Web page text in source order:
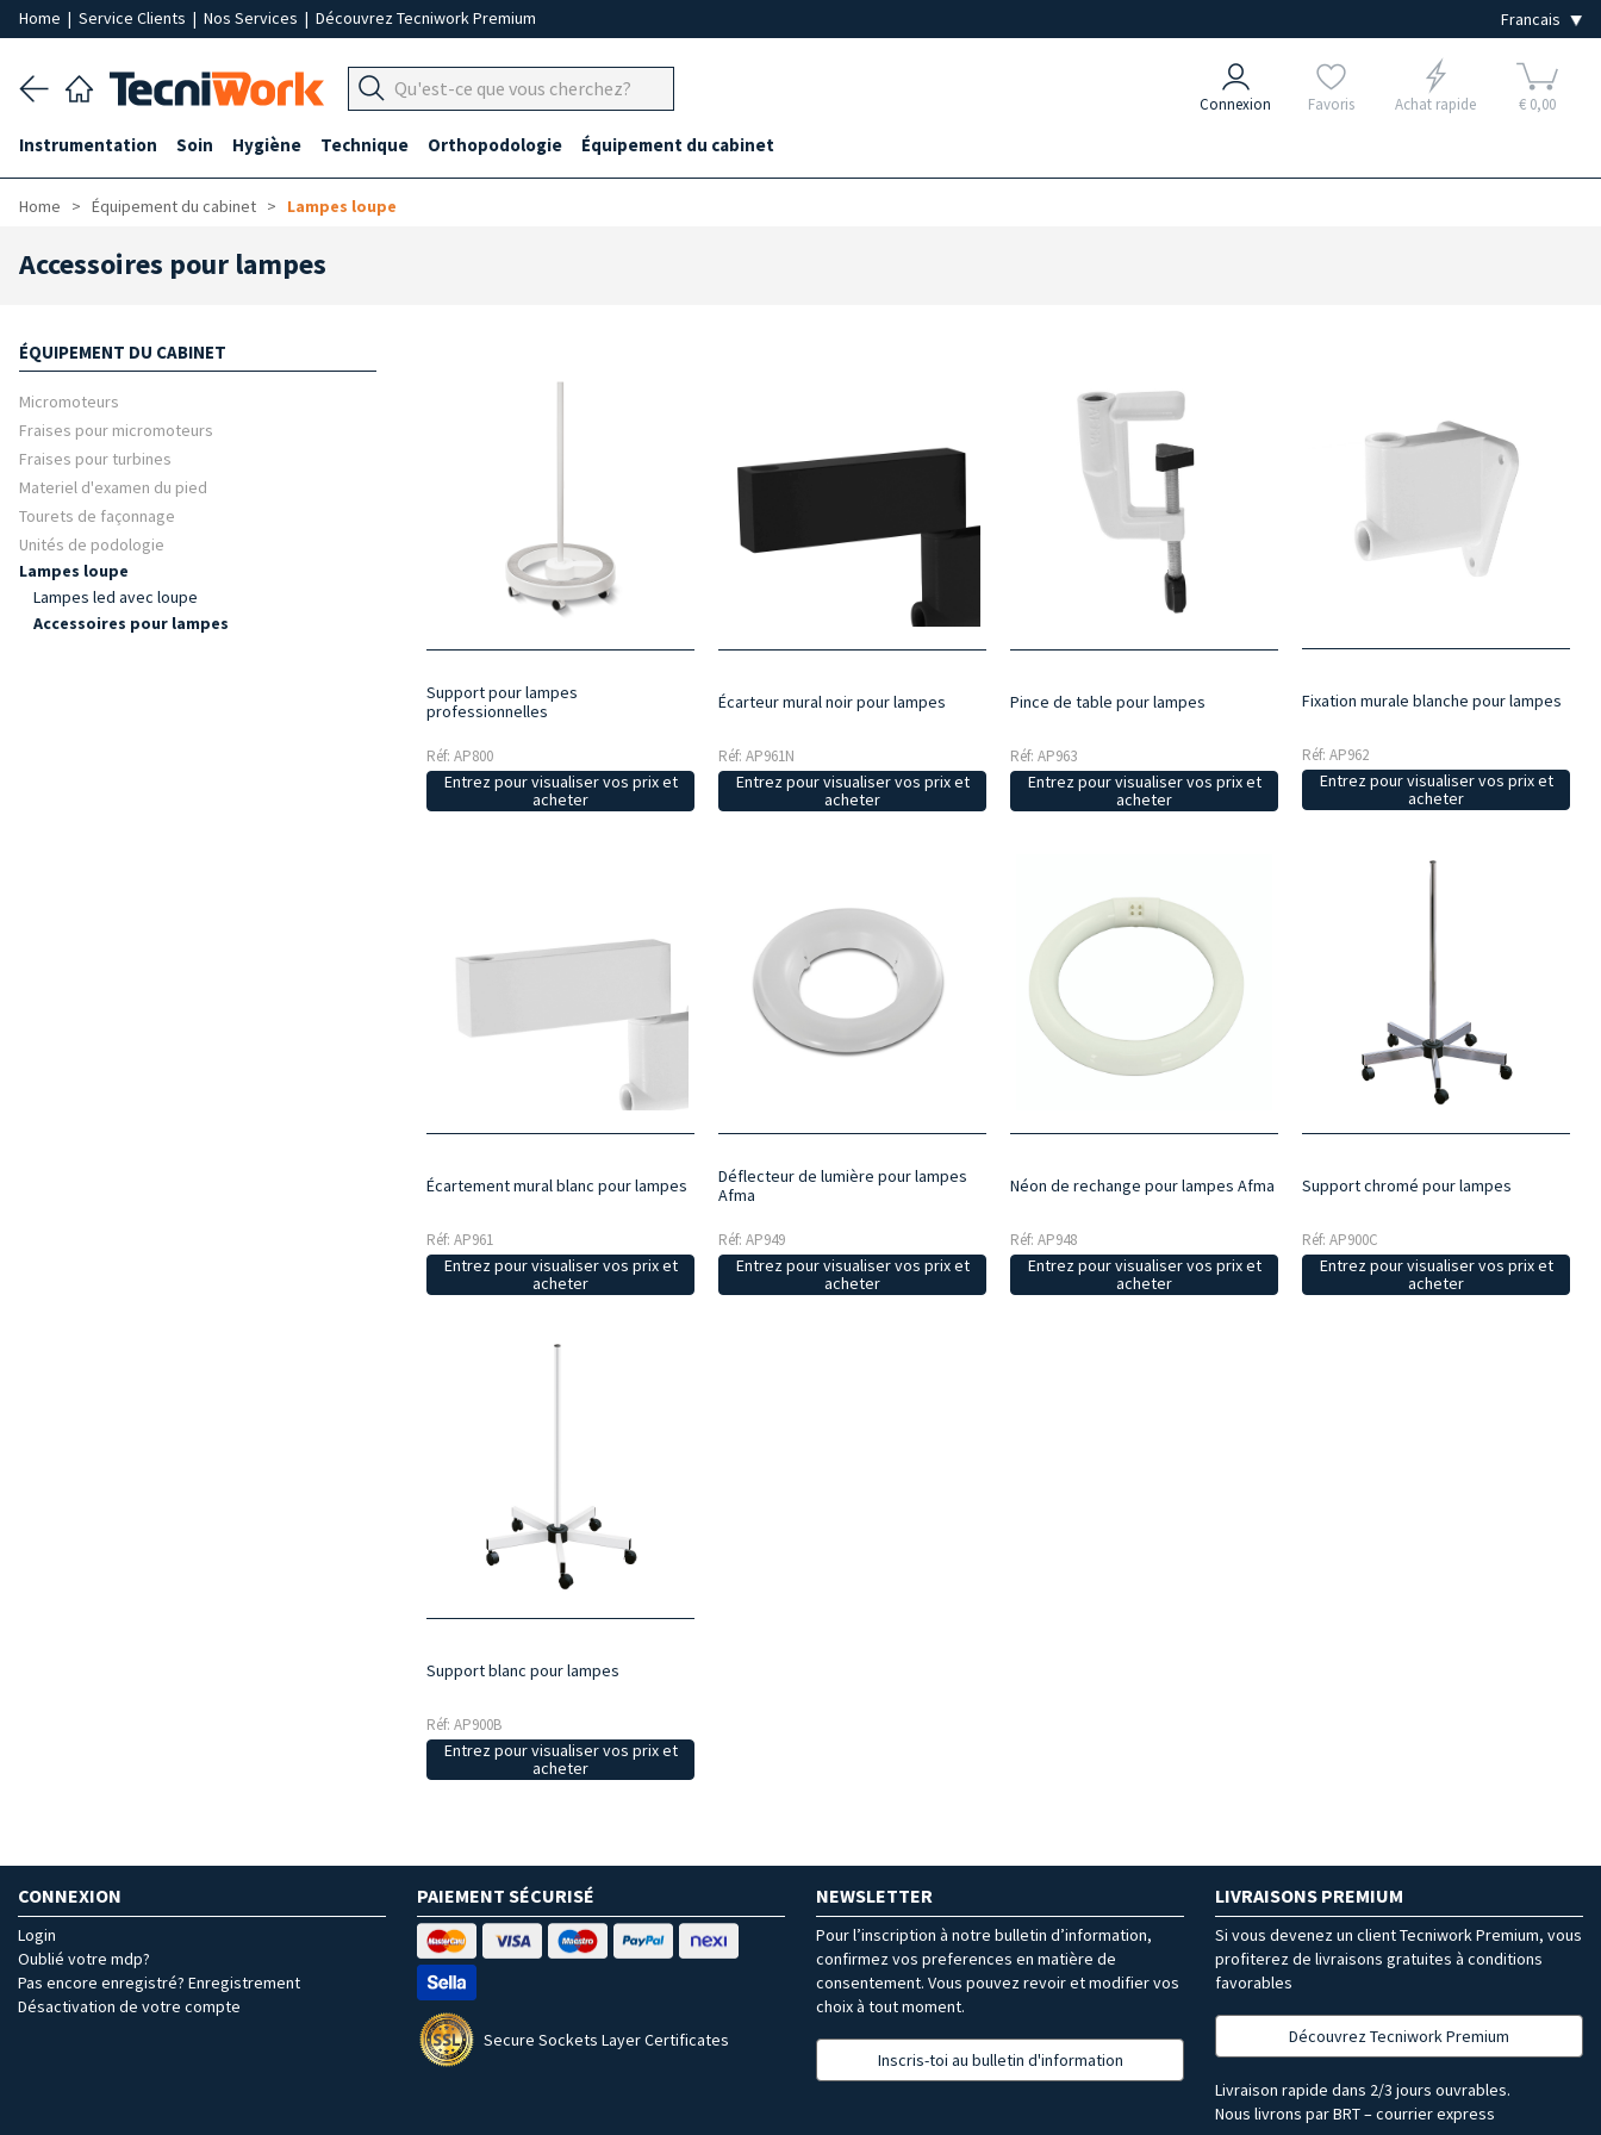
Home | Service Clients | Nos Services | Découvrez Tecniwork Premium
Connexion Favoris Achat rapide € 0,00
Instrumentation Soin Hygiène Technique Orthopodologie Équipement du cabinet
Home Équipement du cabinet Lampes loupe
Accessoires pour lampes
ÉQUIPEMENT DU CABINET
Micromoteurs
Fraises pour micromoteurs
Fraises pour turbines
Materiel d'examen du pied
Tourets de façonnage
Unités de podologie
Lampes loupe
Lampes led avec loupe
Accessoires pour lampes
Support pour lampes
professionnelles
Réf: AP800
Entrez pour visualiser vos prix et
acheter
Écarteur mural noir pour lampes
Réf: AP961N
Entrez pour visualiser vos prix et
acheter
Pince de table pour lampes
Réf: AP963
Entrez pour visualiser vos prix et
acheter
Fixation murale blanche pour lampes
Réf: AP962
Entrez pour visualiser vos prix et
acheter
Écartement mural blanc pour lampes
Réf: AP961
Entrez pour visualiser vos prix et
acheter
Déflecteur de lumière pour lampes
Afma
Réf: AP949
Entrez pour visualiser vos prix et
acheter
Néon de rechange pour lampes Afma
Réf: AP948
Entrez pour visualiser vos prix et
acheter
Support chromé pour lampes
Réf: AP900C
Entrez pour visualiser vos prix et
acheter
Support blanc pour lampes
Réf: AP900B
Entrez pour visualiser vos prix et
acheter
CONNEXION
Login
Oublié votre mdp?
Pas encore enregistré? Enregistrement
Désactivation de votre compte
PAIEMENT SÉCURISÉ
Secure Sockets Layer Certificates
NEWSLETTER
Pour l’inscription à notre bulletin d’information,
confirmez vos preferences en matière de
consentement. Vous pouvez revoir et modifier vos
choix à tout moment.
Inscris-toi au bulletin d'information
LIVRAISONS PREMIUM
Si vous devenez un client Tecniwork Premium, vous
profiterez de livraisons gratuites à conditions
favorables
Découvrez Tecniwork Premium
Livraison rapide dans 2/3 jours ouvrables.
Nous livrons par BRT – courrier express